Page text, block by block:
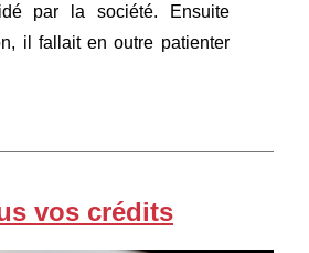
par la société. Ensuite
il fallait en outre patienter
vos crédits